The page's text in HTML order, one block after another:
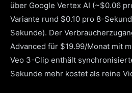
über Google Vertex AI (~$0.06
Variante rund $0.10 pro 8-
Sekunde). Der
Advanced für $19.99/Monat mit
Veo 3-Clip enthält
Sekunde mehr kostet als reine